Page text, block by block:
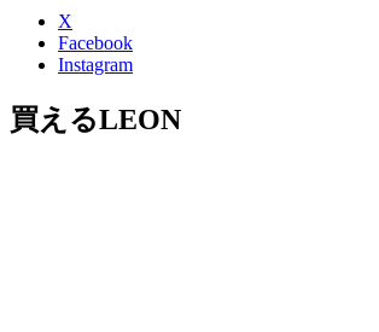
X
Facebook
Instagram
買えるLEON